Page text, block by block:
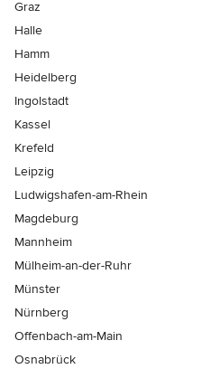
Graz
Halle
Hamm
Heidelberg
Ingolstadt
Kassel
Krefeld
Leipzig
Ludwigshafen-am-Rhein
Magdeburg
Mannheim
Mülheim-an-der-Ruhr
Münster
Nürnberg
Offenbach-am-Main
Osnabrück